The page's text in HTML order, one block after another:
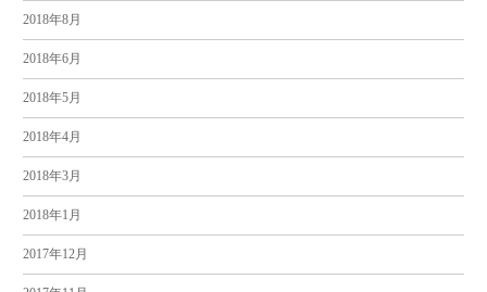
2018年8月
2018年6月
2018年5月
2018年4月
2018年3月
2018年1月
2017年12月